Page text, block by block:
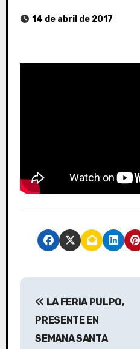
14 de abril de 2017
N
LA FERIA PULPO,
PRESENTE EN
SEMANA SANTA